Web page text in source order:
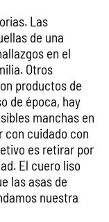
Las
de una
en el
Otros
productos de
de época, hay
manchas en
con cuidado con
es retirar por
El cuero liso
las asas de
nuestra